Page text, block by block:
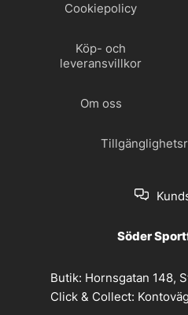
Cookiepolicy
Köp- och
leveransvillkor
Om oss
Söder
Butik: Hornsgatan 148,
Click & Collect: